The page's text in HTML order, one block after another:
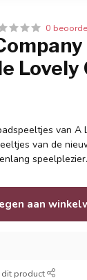
0
Lovely
van A
van de
aan
dit product